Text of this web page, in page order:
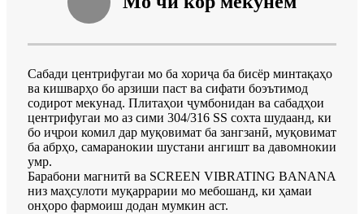
Сабади центрифугаи мо ба хориҷа ба бисёр минтақаҳо
ва кишварҳо бо арзиши паст ва сифати боэътимод
содирот мекунад. Плитаҳои ҷумбонидан ва сабадҳои
центрифугаи мо аз сими 304/316 SS сохта шудаанд, ки
бо иҷрои комил дар муқовимат ба зангзанӣ, муқовимат
ба абрҳо, самаранокии шустани ангишт ва давомнокии
умр.
Барабони магнитӣ ва SCREEN VIBRATING BANANA
низ маҳсулоти муқаррарии мо мебошанд, ки ҳамаи
онҳоро фармоиш додан мумкин аст.